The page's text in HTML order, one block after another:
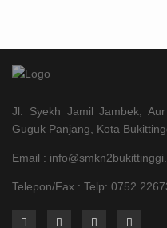
Jl. Syekh Jamil Jambek,
Guguk Panjang, Kota
Email :
Telepon/Fax : Telp: 0752